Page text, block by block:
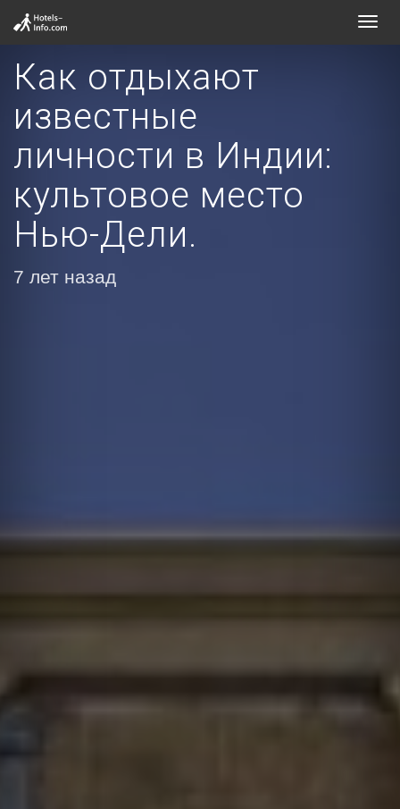
Как отдыхают
известные
личности в Индии:
культовое место
Нью-Дели.
7 лет назад